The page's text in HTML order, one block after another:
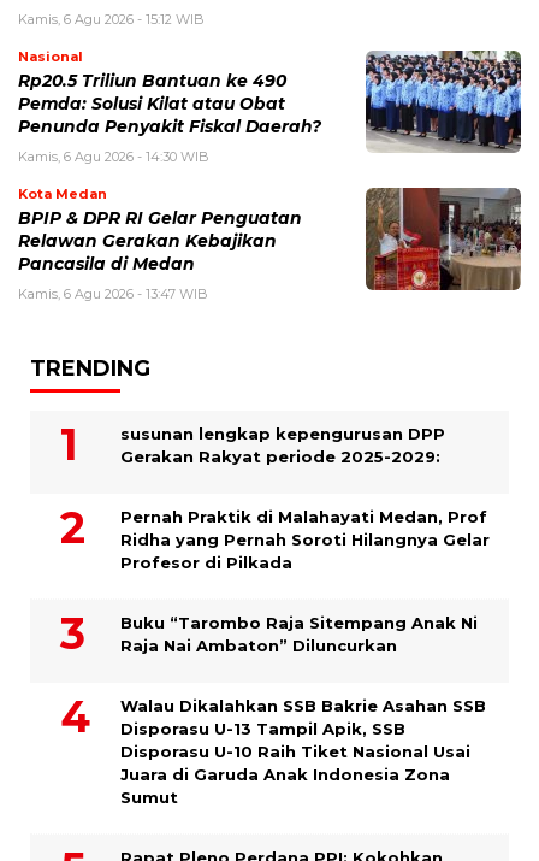
Kamis, 6 Agu 2026 - 15:12 WIB
Nasional
Rp20.5 Triliun Bantuan ke 490
Pemda: Solusi Kilat atau Obat
Penunda Penyakit Fiskal Daerah?
Kamis, 6 Agu 2026 - 14:30 WIB
Kota Medan
BPIP & DPR RI Gelar Penguatan
Relawan Gerakan Kebajikan
Pancasila di Medan
Kamis, 6 Agu 2026 - 13:47 WIB
TRENDING
susunan lengkap kepengurusan DPP
Gerakan Rakyat periode 2025-2029:
Pernah Praktik di Malahayati Medan, Prof
Ridha yang Pernah Soroti Hilangnya Gelar
Profesor di Pilkada
Buku “Tarombo Raja Sitempang Anak Ni
Raja Nai Ambaton” Diluncurkan
Walau Dikalahkan SSB Bakrie Asahan SSB
Disporasu U-13 Tampil Apik, SSB
Disporasu U-10 Raih Tiket Nasional Usai
Juara di Garuda Anak Indonesia Zona
Sumut